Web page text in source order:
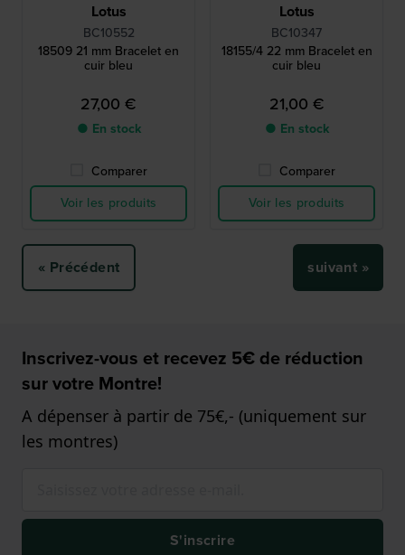
Lotus
BC10552
18509 21 mm Bracelet en
cuir bleu
27,00 €
● En stock
Comparer
Voir les produits
Lotus
BC10347
18155/4 22 mm Bracelet en
cuir bleu
21,00 €
● En stock
Comparer
Voir les produits
« Précédent suivant »
Inscrivez-vous et recevez 5€ de réduction
sur votre Montre!
A dépenser à partir de 75€,- (uniquement sur
les montres)
S'inscrire